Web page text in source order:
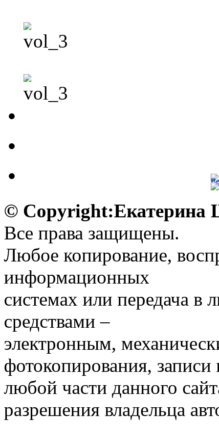
© Copyright:Екатерина
Все права защищены.
Любое копирование,
информационных
системах или передача
средствами –
электронным,
фотокопирования,
любой части данного
разрешения владельца